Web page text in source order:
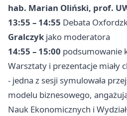
hab. Marian Oliński, prof.
13:55 – 14:55 Debata
Gralczyk jako moderatora
14:55 – 15:00 podsumowanie
Warsztaty i prezentacje miały
- jedna z sesji symulowała
modelu biznesowego,
Nauk Ekonomicznych i